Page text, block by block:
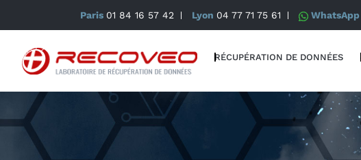
Paris 01 84 16 57 42 Lyon 04 77 71 75 61 WhatsApp
RÉCUPÉRATION DE DONNÉES